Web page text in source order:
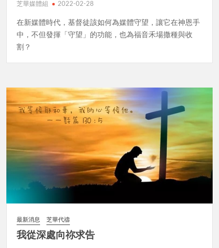
芝華媒體組 2022-02-28
在新媒體時代，基督徒該如何為媒體守望，讓它在神恩手
中，不但發揮「守望」的功能，也為福音禾場撒種與收
割？
最新消息 芝華代禱
我從深處向祢求告